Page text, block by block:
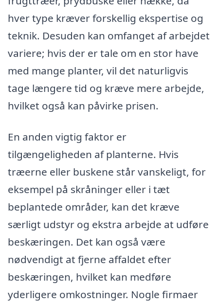
hver type kræver forskellig ekspertise og
teknik. Desuden kan omfanget af arbejdet
variere; hvis der er tale om en stor have
med mange planter, vil det naturligvis
tage længere tid og kræve mere arbejde,
hvilket også kan påvirke prisen.
En anden vigtig faktor er
tilgængeligheden af planterne. Hvis
træerne eller buskene står vanskeligt, for
eksempel på skråninger eller i tæt
beplantede områder, kan det kræve
særligt udstyr og ekstra arbejde at udføre
beskæringen. Det kan også være
nødvendigt at fjerne affaldet efter
beskæringen, hvilket kan medføre
yderligere omkostninger. Nogle firmaer